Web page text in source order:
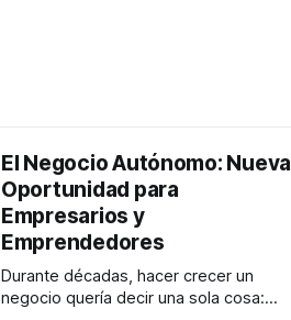
El Negocio Autónomo: Nueva
Oportunidad para
Empresarios y
Emprendedores
Durante décadas, hacer crecer un
negocio quería decir una sola cosa: